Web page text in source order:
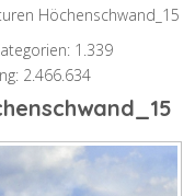
Höchenschwand_15
1.339
2.466.634